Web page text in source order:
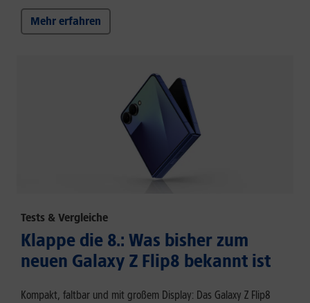
Mehr erfahren
Tests & Vergleiche
Klappe die 8.: Was bisher zum
neuen Galaxy Z Flip8 bekannt ist
Kompakt, faltbar und mit großem Display: Das Galaxy Z Flip8